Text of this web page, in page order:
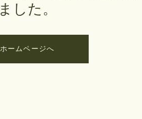
ました。
ホームページへ